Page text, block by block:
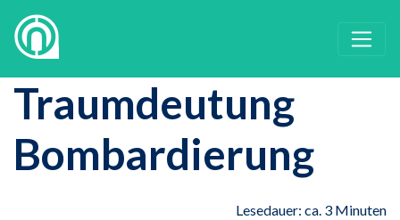
Traumdeutung
Bombardierung
Lesedauer: ca. 3 Minuten